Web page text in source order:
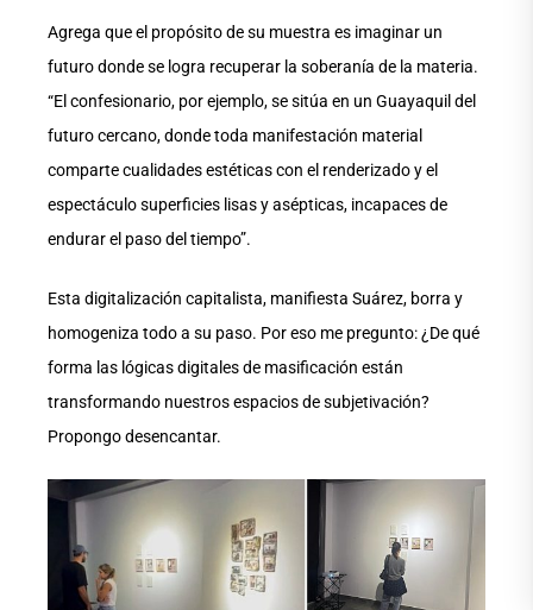
Agrega que el propósito de su muestra es imaginar un
futuro donde se logra recuperar la soberanía de la materia.
“El confesionario, por ejemplo, se sitúa en un Guayaquil del
futuro cercano, donde toda manifestación material
comparte cualidades estéticas con el renderizado y el
espectáculo superficies lisas y asépticas, incapaces de
endurar el paso del tiempo”.
Esta digitalización capitalista, manifiesta Suárez, borra y
homogeniza todo a su paso. Por eso me pregunto: ¿De qué
forma las lógicas digitales de masificación están
transformando nuestros espacios de subjetivación?
Propongo desencantar.